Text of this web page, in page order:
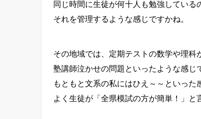
同じ時間に生徒が何十人も勉強している
それを管理するような感じですかね。
その地域では、定期テストの数学や理科
塾講師泣かせの問題といったような感じ
もともと文系の私にはひえ～～といった
よく生徒が「全県模試の方が簡単！」と